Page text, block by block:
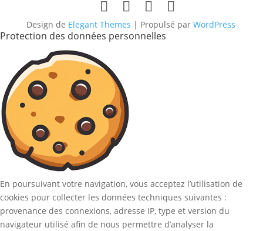
Design de Elegant Themes | Propulsé par WordPress
Protection des données personnelles
En poursuivant votre navigation, vous acceptez l’utilisation de
cookies pour collecter les données techniques suivantes :
provenance des connexions, adresse IP, type et version du
navigateur utilisé afin de nous permettre d’analyser la